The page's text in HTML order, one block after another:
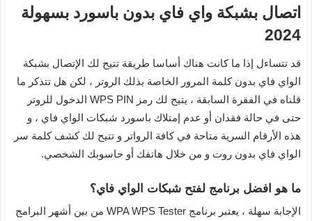
اتصال بشبكة واي فاي بدون باسورد بسهولة
2024
قد تتساءل إذا ما كانت هناك أساسا طريقة تتيح لك الإتصال بشبكة
الواي فاي بدون كلمة المرور الخاصة بذلك الروتر ، لكن هل تتذكر ما
قلناه في الفقرة السابقة ، يتيح لك رمز WPS PIN الدخول للروتر
حتى في حالة فقدان أو عدم إمتلاك باسورد شبكات الواي فاي ، و
هذه الأرقام السرية متاحة في كافة الرواتر و تتيح لك كشف كلمة سر
الواي فاي بدون روت و من خلال هاتفك أو حاسوبك الشخصي.
ما هو افضل برنامج لفتح شبكات الواي فاي؟
الإجابة سهلة ، يعتبر برنامج WPA WPS Tester من بين أشهر البرامج